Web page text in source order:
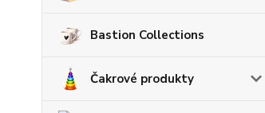
Bastion Collections
Čakrové produkty